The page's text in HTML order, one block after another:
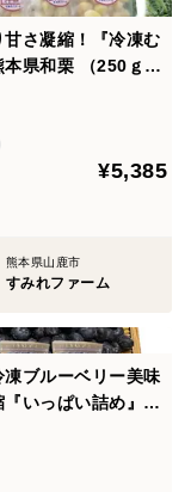
甘さ凝縮！『冷凍む
本県和栗 （250ｇ×3
¥5,385
熊本県山鹿市
すみれファーム
凍ブルーベリー美味
『いっぱい詰め』1